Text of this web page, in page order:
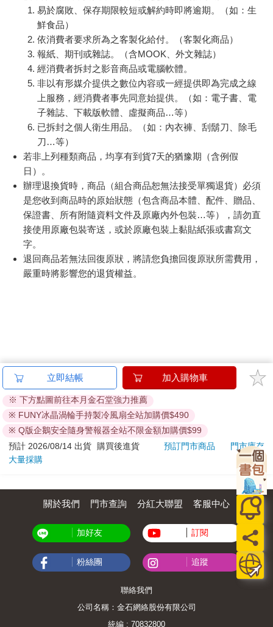
您可能會喜歡
【預購8月暫定】萬代
代理版 日本PB 魂商店
限定 數碼寶貝 D-ARK
25周年彩色進化版
3790 元
加入購物車
【Timo】多功能震動
肩/手肘通用) 無線充電
加熱護膝 智能震動護
膝熱敷 【單入組】
特價 690
加入購物車
95
訂購/退換貨須知
提醒您！！
金石堂及銀行均不會請您操作ATM! 如接獲電話要求您前往
ATM提款機，請不要聽從指示，以免受騙上當！
退換貨須知：
**提醒您，鑑賞期不等於試用期，退回商品須為全新狀態**
依據「消費者保護法」第19條及行政院消費者保護處公告之
「通訊交易解除權合理例外情事適用準則」，以下商品購買
易於腐敗、保存期限較短或解約時即將逾期。（如：生
鮮食品）
依消費者要求所為之客製化給付。（客製化商品）
報紙、期刊或雜誌。（含MOOK、外文雜誌）
經消費者拆封之影音商品或電腦軟體。
非以有形媒介提供之數位內容或一經提供即為完成之線
上服務，經消費者事先同意始提供。（如：電子書、電
子雜誌、下載版軟體、虛擬商品…等）
※ 下方點圖前往本月金石堂強力推薦